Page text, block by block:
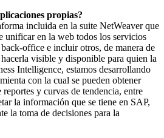
propias?
incluida en la suite NetWeaver que
unificar en la web todos los servicios
office e incluir otros, de manera de
visible y disponible para quien la
Intelligence, estamos desarrollando
con la cual se pueden obtener
y curvas de tendencia, entre
la información que se tiene en SAP,
la toma de decisiones para la